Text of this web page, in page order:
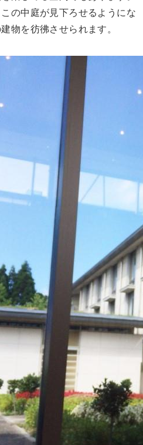
の中庭が見下ろせるようにな
物を彷彿させられます。